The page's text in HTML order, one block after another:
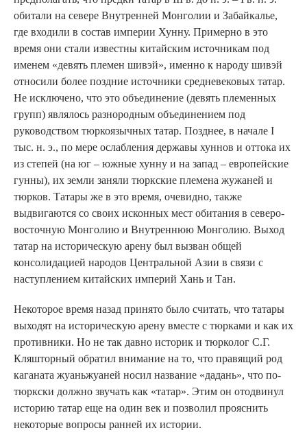
обитали на севере Внутренней Монголии и Забайкалье,
где входили в состав империи Хунну. Примерно в это
время они стали известны китайским источникам под
именем «девять племен шивэй», именно к народу шивэй
относили более поздние источники средневековых татар.
Не исключено, что это объединение (девять племенных
групп) являлось разнородным объединением под
руководством тюркоязычных татар. Позднее, в начале I
тыс. н. э., по мере ослабления державы хуннов и оттока их
из степей (на юг – южные хунну и на запад – европейские
гунны), их земли заняли тюркские племена жужаней и
тюрков. Татары же в это время, очевидно, также
выдвигаются со своих исконных мест обитания в северо-
восточную Монголию и Внутреннюю Монголию. Выход
татар на историческую арену был вызван общей
консолидацией народов Центральной Азии в связи с
наступлением китайских империй Хань и Тан.
Некоторое время назад принято было считать, что татары
выходят на историческую арену вместе с тюрками и как их
противники. Но не так давно историк и тюрколог С.Г.
Кляшторный обратил внимание на то, что правящий род
каганата жуаньжуаней носил название «дадань», что по-
тюркски должно звучать как «татар». Этим он отодвинул
историю татар еще на один век и позволил прояснить
некоторые вопросы ранней их истории.